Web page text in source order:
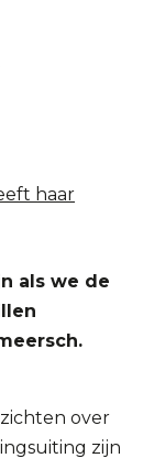
haar
als we de
over
zijn